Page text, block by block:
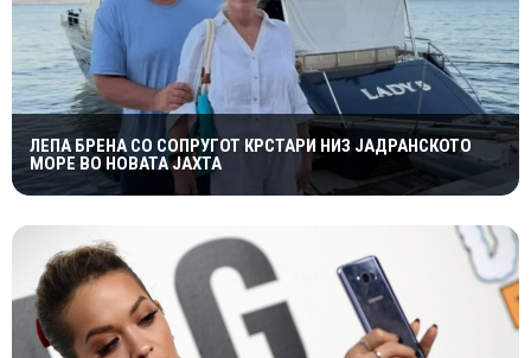
ЛЕПА БРЕНА СО СОПРУГОТ КРСТАРИ НИЗ ЈАДРАНСКОТО
МОРЕ ВО НОВАТА ЈАХТА